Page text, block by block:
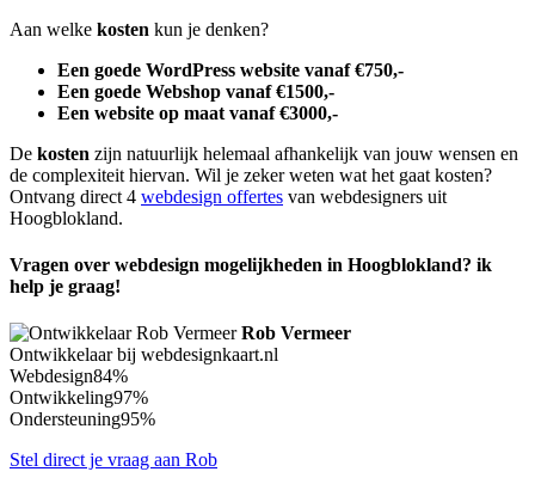
Aan welke kosten kun je denken?
Een goede WordPress website vanaf €750,-
Een goede Webshop vanaf €1500,-
Een website op maat vanaf €3000,-
De kosten zijn natuurlijk helemaal afhankelijk van jouw wensen en
de complexiteit hiervan. Wil je zeker weten wat het gaat kosten?
Ontvang direct 4 webdesign offertes van webdesigners uit
Hoogblokland.
Vragen over webdesign mogelijkheden in Hoogblokland? ik
help je graag!
Rob Vermeer
Ontwikkelaar bij webdesignkaart.nl
Webdesign84%
Ontwikkeling97%
Ondersteuning95%
Stel direct je vraag aan Rob